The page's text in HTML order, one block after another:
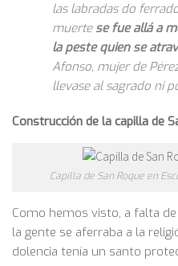
las labradas do
muerte se fue allá a
la peste quien se
Afonso, mujer de
llevase al sagrado ni
Construcción de la capilla de
Capilla de San Roque en
Como hemos visto, a falta
la gente se aferraba a la
dolencia tenía un santo